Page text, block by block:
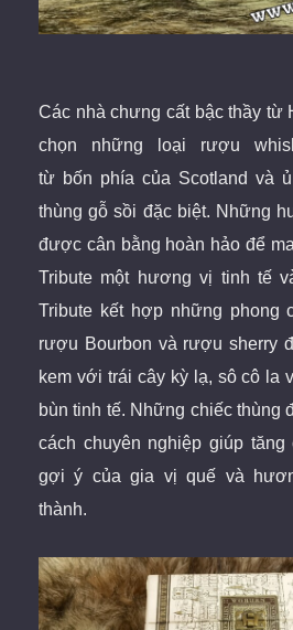
Các nhà chưng cất bậc thầy từ
chọn những loại rượu
từ bốn phía của Scotland và
thùng gỗ sồi đặc biệt. Những
được cân bằng hoàn hảo để
Tribute một hương vị tinh tế
Tribute kết hợp những phong
rượu Bourbon và rượu sherry
kem với trái cây kỳ lạ, sô cô la
bùn tinh tế. Những chiếc thùng
cách chuyên nghiệp giúp
gợi ý của gia vị quế và
thành.